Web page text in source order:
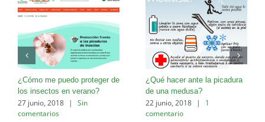
¿Cómo me puedo proteger de
los insectos en verano?
27 junio, 2018 |
Sin
comentarios
¿Qué hacer ante la picadura
de una medusa?
22 junio, 2018 |
1
comentario